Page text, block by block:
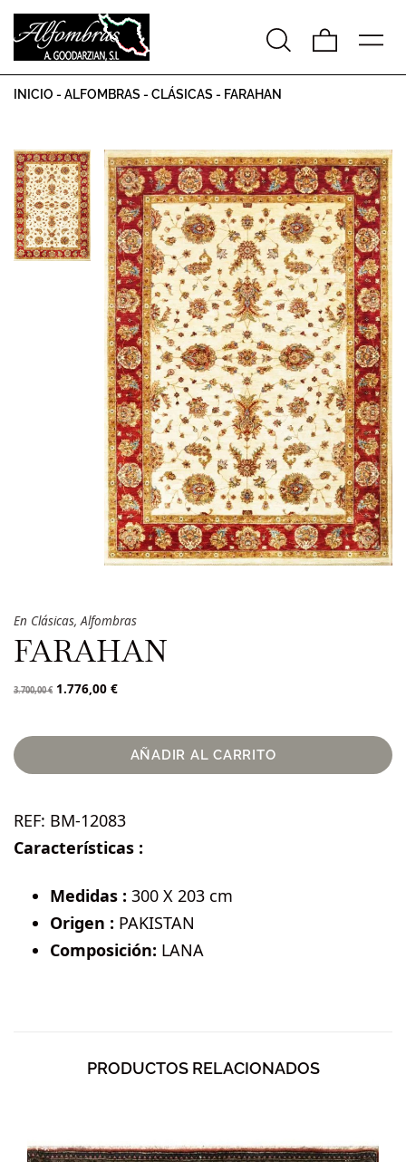
INICIO - ALFOMBRAS - CLÁSICAS - FARAHAN
En Clásicas,Alfombras
FARAHAN
3.700,00€ 1.776,00 €
AÑADIR AL CARRITO
REF: BM-12083
Características :
Medidas : 300 X 203 cm
Origen : PAKISTAN
Composición: LANA
PRODUCTOS RELACIONADOS